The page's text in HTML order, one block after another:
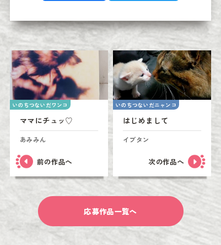
いのちつないだワンコ
ママにチュッ♡
あみみん
前の作品へ
いのちつないだニャンコ
はじめまして
イブタン
次の作品へ
応募作品一覧へ